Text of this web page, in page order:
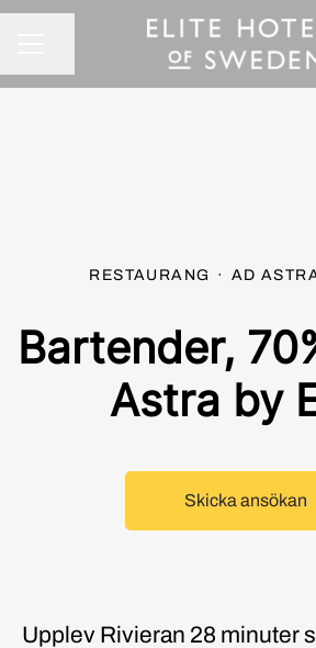
RESTAURANG · AD
Bartender,
Astra by
Skicka ansökan
Upplev Rivieran 28 minuter